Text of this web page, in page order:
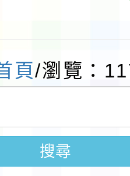
施計畫」
華民國畫廊
臺北
術教育日」
年度第1學
代課鐘點教
告分次招考)
童課後照顧
練課程
育總會划船
頁/瀏覽：
搜尋